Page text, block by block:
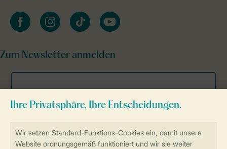
Sicher und schnell zur Online-Buchung
facebookinstagramtiktok youtube
Zum Newsletter anmelden